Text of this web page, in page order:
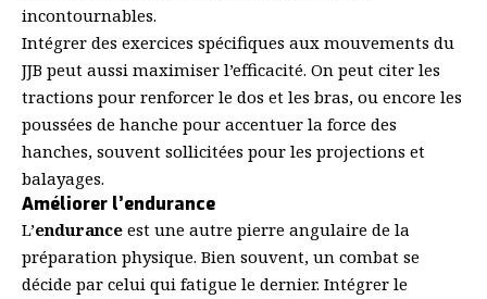
incontournables.
Intégrer des exercices spécifiques aux mouvements du
JJB peut aussi maximiser l’efficacité. On peut citer les
tractions pour renforcer le dos et les bras, ou encore les
poussées de hanche pour accentuer la force des
hanches, souvent sollicitées pour les projections et
balayages.
Améliorer l’endurance
L’endurance est une autre pierre angulaire de la
préparation physique. Bien souvent, un combat se
décide par celui qui fatigue le dernier. Intégrer le